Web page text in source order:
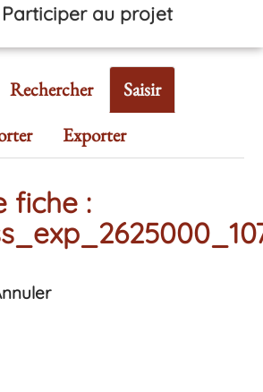
Participer au projet
Rechercher
Saisir
Exporter
fiche :